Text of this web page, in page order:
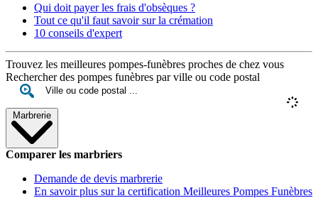
Qui doit payer les frais d'obsèques ?
Tout ce qu'il faut savoir sur la crémation
10 conseils d'expert
Trouvez les meilleures pompes-funèbres proches de chez vous
Rechercher des pompes funèbres par ville ou code postal
Marbrerie
Comparer les marbriers
Demande de devis marbrerie
En savoir plus sur la certification Meilleures Pompes Funèbres